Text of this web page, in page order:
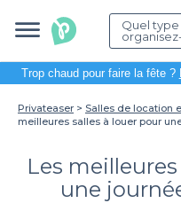
Quel
Trop chaud pour faire la fête ?
Privateaser Salles de location
meilleures salles à louer pour
Les
une